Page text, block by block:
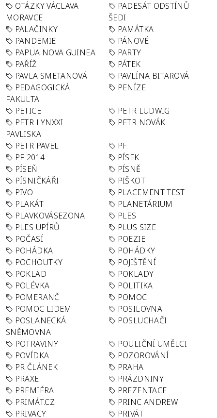
OTÁZKY VÁCLAVA
MORAVCE
PADESÁT ODSTÍNŮ
ŠEDI
PALAČINKY
PAMÁTKA
PANDEMIE
PÁNOVÉ
PAPUA NOVA GUINEA
PARTY
PAŘÍŽ
PÁTEK
PAVLA SMETANOVÁ
PAVLÍNA BITAROVÁ
PEDAGOGICKÁ
FAKULTA
PENÍZE
PETICE
PETR LUDWIG
PETR LYNXXI
PAVLISKA
PETR NOVÁK
PETR PAVEL
PF
PF 2014
PÍSEK
PÍSEŇ
PÍSNĚ
PÍSNIČKÁŘI
PIŠKOT
PIVO
PLACEMENT TEST
PLAKÁT
PLANETÁRIUM
PLAVKOVÁSEZONA
PLES
PLES UPÍRŮ
PLUS SIZE
POČASÍ
POEZIE
POHÁDKA
POHÁDKY
POCHOUTKY
POJIŠTĚNÍ
POKLAD
POKLADY
POLÉVKA
POLITIKA
POMERANČ
POMOC
POMOC LIDEM
POSILOVNA
POSLANECKÁ
SNĚMOVNA
POSLUCHAČI
POTRAVINY
POULIČNÍ UMĚLCI
POVÍDKA
POZOROVÁNÍ
PR ČLÁNEK
PRAHA
PRAXE
PRÁZDNINY
PREMIÉRA
PREZENTACE
PRIMÁT.CZ
PRINC ANDREW
PRIVACY
PRIVÁT